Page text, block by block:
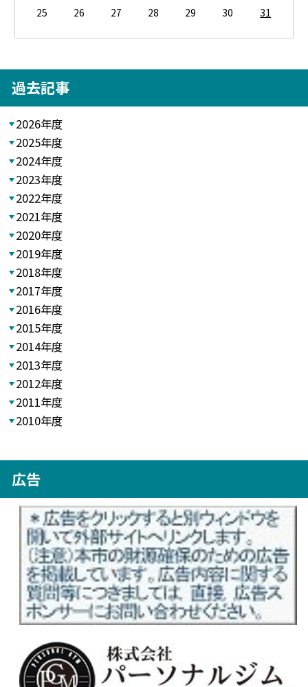
25
26 27 28 29 30 31
過去記事
2026年度
2025年度
2024年度
2023年度
2022年度
2021年度
2020年度
2019年度
2018年度
2017年度
2016年度
2015年度
2014年度
2013年度
2012年度
2011年度
2010年度
広告